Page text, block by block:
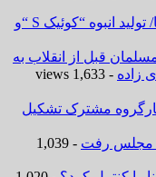
معرفی ۲ محصول جدید توسط سایپا/ تولید انبوه “کوئیک S “و
از انقلاب به
تشکیل
- 1,039